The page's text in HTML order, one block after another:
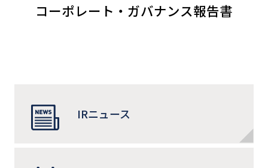
コーポレート・ガバナンス報告書
IRニュース